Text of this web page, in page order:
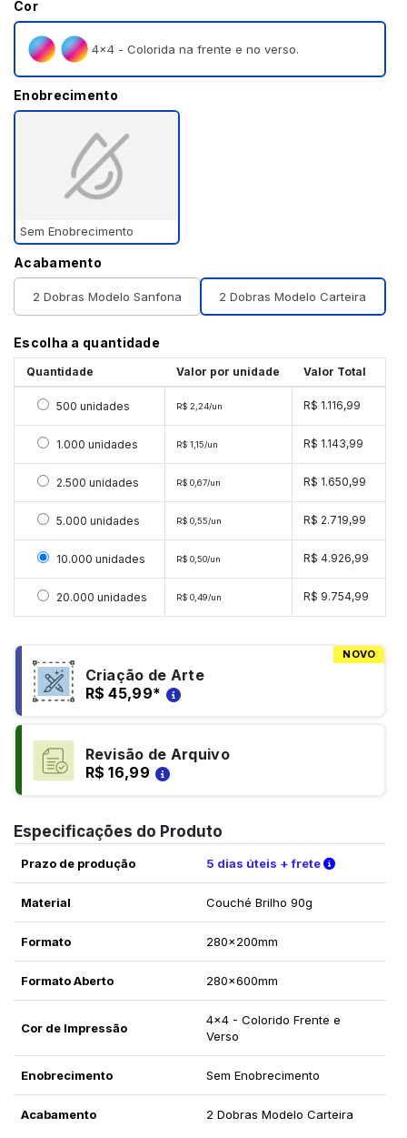
Cor
4×4 - Colorida na frente e no verso.
Enobrecimento
Sem Enobrecimento
Acabamento
2 Dobras Modelo Sanfona 2 Dobras Modelo Carteira
Escolha a quantidade
Quantidade Valor por unidade Valor Total
Selecionar 500 unidades
500 unidades R$ 2,24/un R$ 1.116,99
Selecionar 1000 unidades
1.000 unidades R$ 1,15/un R$ 1.143,99
Selecionar 2500 unidades
2.500 unidades R$ 0,67/un R$ 1.650,99
Selecionar 5000 unidades
5.000 unidades R$ 0,55/un R$ 2.719,99
Selecionar 10000 unidades
10.000 unidades R$ 0,50/un R$ 4.926,99
Selecionar 20000 unidades
20.000 unidades R$ 0,49/un R$ 9.754,99
NOVO
Criação de Arte
R$ 45,99*
Revisão de Arquivo
R$ 16,99
Especificações do Produto
Prazo de produção 5 dias úteis + frete Verifique
Material Couché Brilho 90g
Formato 280x200mm
Formato Aberto 280x600mm
Cor de Impressão
4x4 - Colorido Frente e
Verso
Enobrecimento Sem Enobrecimento
Acabamento 2 Dobras Modelo Carteira